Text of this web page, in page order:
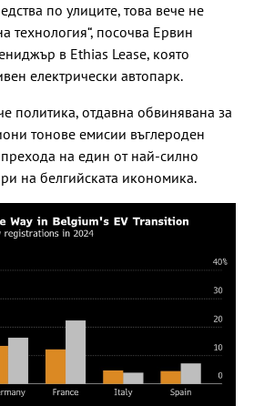
по улиците, това вече не
технология“, посочва Ервин
в Ethias Lease, която
електрически автопарк.
политика, отдавна обвинявана за
тонове емисии въглероден
на един от най-силно
на белгийската икономика.